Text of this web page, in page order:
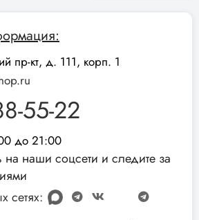
пр-кт, д. 111, корп. 1
55-22
до 21:00
наши соцсети и следите за
сетях: